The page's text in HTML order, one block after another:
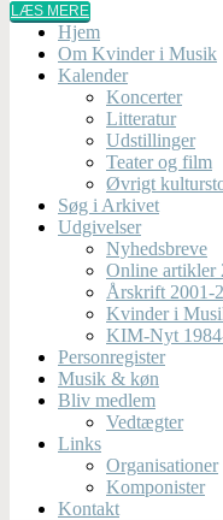
LÆS MERE
Hjem
Om Kvinder i Musik
Kalender
Koncerter
Litteratur
Udstillinger
Teater og film
Øvrigt
Søg i Arkivet
Udgivelser
Nyhedsbreve
Online artikler
Årskrift 2001-
Kvinder i
KIM-Nyt
Personregister
Musik & køn
Bliv medlem
Vedtægter
Links
Organisationer
Komponister
Kontakt